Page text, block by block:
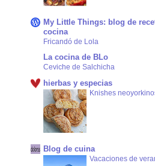
My Little Things: blog de
cocina
Fricandó de Lola
La cocina de BLo
Ceviche de Salchicha
hierbas y especias
Knishes
Blog de cuina
Vacaciones de